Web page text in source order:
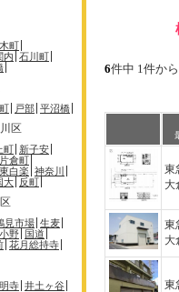
町
内 石川町
戸部 平沼橋
区
町 新子安
片倉町
東白楽 神奈川
大 反町
見市場 生麦
野
国道
花月総持寺
寺 井土ヶ谷
6件中 1件か
東
大
東
大
東